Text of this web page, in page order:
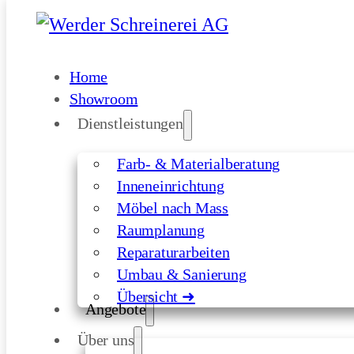
Skip to main content Skip to footer
Home
Showroom
Dienstleistungen
Farb- & Materialberatung
Inneneinrichtung
Möbel nach Mass
Raumplanung
Reparaturarbeiten
Umbau & Sanierung
Übersicht ➜
Angebote
Über uns